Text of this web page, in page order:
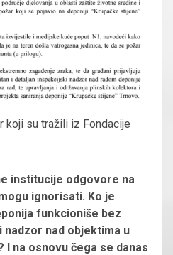
su tražili iz Fondacije
institucije odgovore na
ignorisati. Ko je
funkcioniše bez
nad objektima u
na osnovu čega se danas